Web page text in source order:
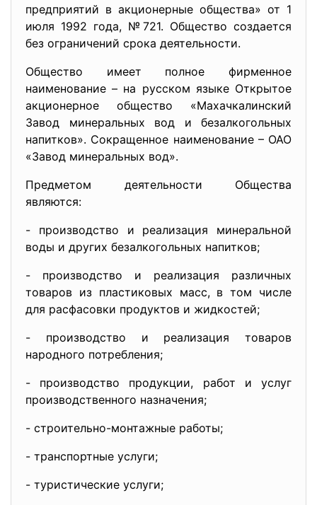
предприятий в акционерные общества» от 1
июля 1992 года, №721. Общество создается
без ограничений срока деятельности.
Общество имеет полное фирменное
наименование – на русском языке Открытое
акционерное общество «Махачкалинский
Завод минеральных вод и безалкогольных
напитков». Сокращенное наименование – ОАО
«Завод минеральных вод».
Предметом деятельности Общества
являются:
- производство и реализация минеральной
воды и других безалкогольных напитков;
- производство и реализация различных
товаров из пластиковых масс, в том числе
для расфасовки продуктов и жидкостей;
- производство и реализация товаров
народного потребления;
- производство продукции, работ и услуг
производственного назначения;
- строительно-монтажные работы;
- транспортные услуги;
- туристические услуги;